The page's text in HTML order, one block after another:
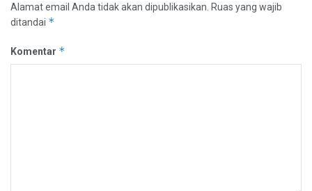
Alamat email Anda tidak akan dipublikasikan. Ruas yang wajib
ditandai *
Komentar *